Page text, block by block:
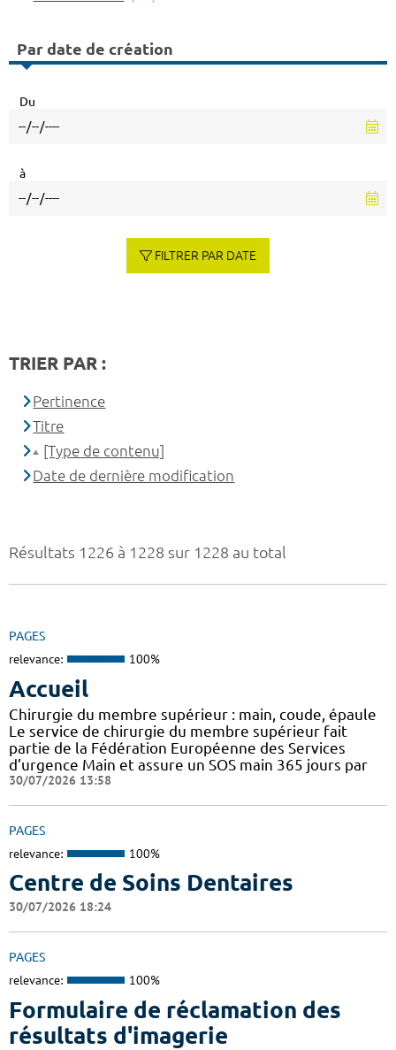
Résultats 1226 à 1228 sur 1228 au total
PAGES
relevance: 100%
Accueil
Chirurgie du membre supérieur : main, coude, épaule
Le service de chirurgie du membre supérieur fait
partie de la Fédération Européenne des Services
d’urgence Main et assure un SOS main 365 jours par
30/07/2026 13:58
PAGES
relevance: 100%
Centre de Soins Dentaires
30/07/2026 18:24
PAGES
relevance: 100%
Formulaire de réclamation des
résultats d'imagerie
Par date de création
Du
à
FILTRER PAR DATE
TRIER PAR :
Pertinence
Titre
[Type de contenu]
Date de dernière modification